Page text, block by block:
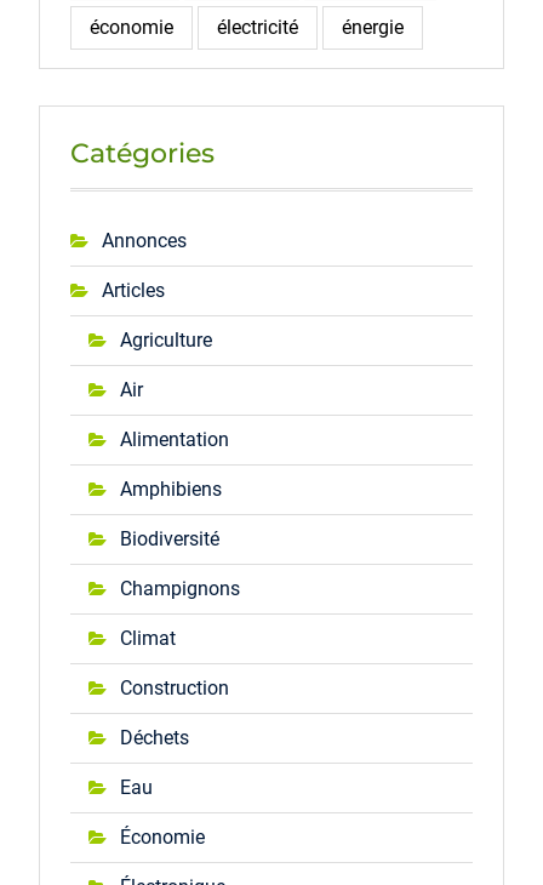
économie électricité énergie
Catégories
Annonces
Articles
Agriculture
Air
Alimentation
Amphibiens
Biodiversité
Champignons
Climat
Construction
Déchets
Eau
Économie